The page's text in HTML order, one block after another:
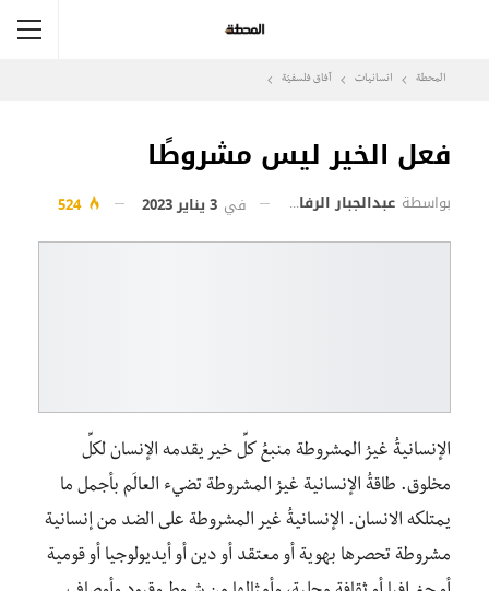
المحطة انسانيات آفاق فلسفيّة‎
فعل الخير ليس مشروطًا
بواسطة عبدالجبار الرفاعي في 3 يناير 2023 524
الإنسانيةُ غيرُ المشروطة منبعُ كلِّ خير يقدمه الإنسان لكلِّ
مخلوق. ‏طاقةُ الإنسانية غيرُ المشروطة تضيء العالَم بأجمل ما
يمتلكه الانسان. ‏الإنسانيةُ غير المشروطة على الضد من ‏إنسانية
مشروطة تحصرها بهوية أو معتقد أو دين أو أيديولوجيا أو قومية